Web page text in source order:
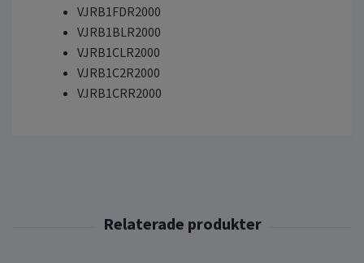
VJRB1FDR2000
VJRB1BLR2000
VJRB1CLR2000
VJRB1C2R2000
VJRB1CRR2000